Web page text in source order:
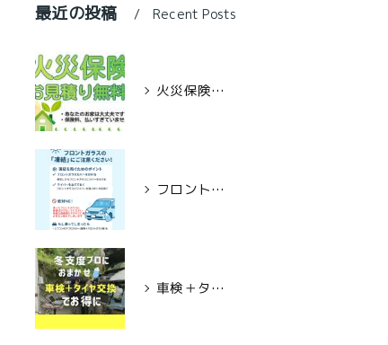
最近の投稿 Recent Posts
火災保険料見直していますか？
フロントガラス凍結対策！
車検＋タイヤ交換でお得＆安心